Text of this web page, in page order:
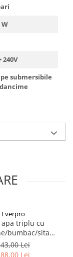
W
240V
submersibile
Everpro
apa triplu cu
bumbac/sita
4"*10
Lei
Lei